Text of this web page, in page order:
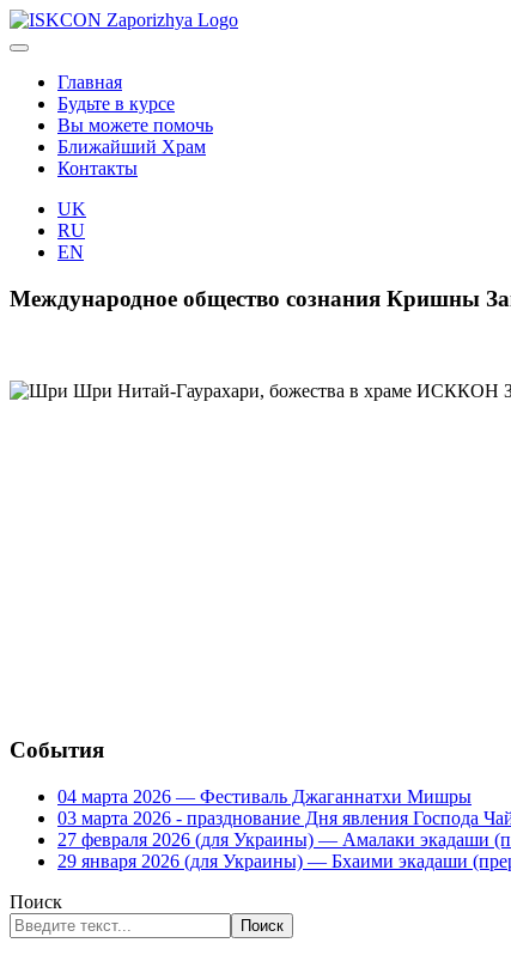
Главная
Будьте в курсе
Вы можете помочь
Ближайший Храм
Контакты
UK
RU
EN
Международное общество сознания Кришны
События
04 марта 2026 — Фестиваль Джаганнатхи Мишры
03 марта 2026 - празднование Дня явления
27 февраля 2026 (для Украины) — Амалаки экадаши
29 января 2026 (для Украины) — Бхаими экадаши
Поиск
Поиск